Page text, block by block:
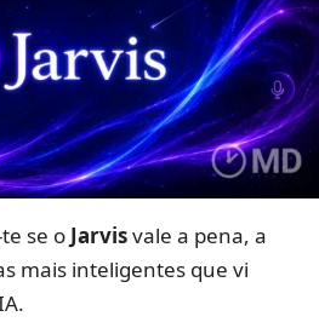
se o Jarvisvale a pena, a
mais inteligentes que vi